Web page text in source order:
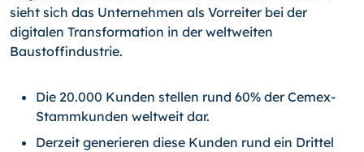
sieht sich das Unternehmen als Vorreiter bei der
digitalen Transformation in der weltweiten
Baustoffindustrie.
Die 20.000 Kunden stellen rund 60% der Cemex-
Stammkunden weltweit dar.
Derzeit generieren diese Kunden rund ein Drittel